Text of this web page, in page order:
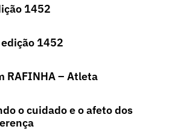
1452
1452
RAFINHA – Atleta
o cuidado e o afeto dos